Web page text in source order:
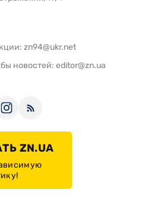
zn94@ukr.net
новостей: editor@zn.ua
ZN.UA